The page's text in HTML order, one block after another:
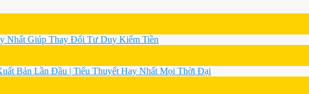
Nhất Giúp Thay Đổi Tư Duy Kiếm Tiền
Bản Lần Đầu | Tiểu Thuyết Hay Nhất Mọi Thời Đại